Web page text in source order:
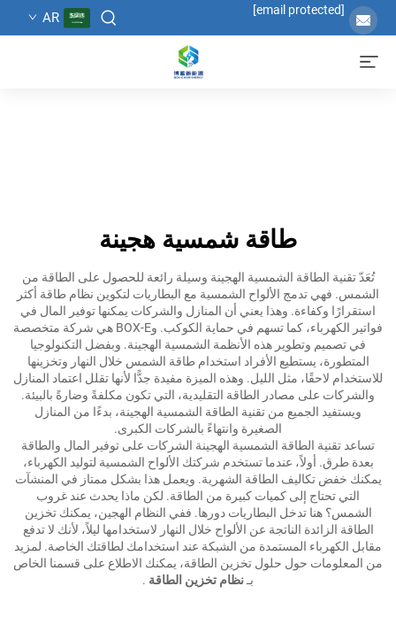
[email protected]
AR
طاقة شمسية هجينة
تُعَدّ تقنية الطاقة الشمسية الهجينة وسيلة رائعة للحصول على الطاقة من
الشمس. فهي تدمج الألواح الشمسية مع البطاريات لتكوين نظام طاقة أكثر
استقرارًا وكفاءة. وهذا يعني أن المنازل والشركات يمكنها توفير المال في
فواتير الكهرباء، كما تسهم في حماية الكوكب. وBOX-E هي شركة متخصصة
في تصميم وتطوير هذه الأنظمة الشمسية الهجينة. وبفضل التكنولوجيا
المتطورة، يستطيع الأفراد استخدام طاقة الشمس خلال النهار وتخزينها
للاستخدام لاحقًا، مثل الليل. وهذه الميزة مفيدة جدًّا لأنها تقلل اعتماد المنازل
والشركات على مصادر الطاقة التقليدية، التي تكون مكلفةً وضارةً بالبيئة.
ويستفيد الجميع من تقنية الطاقة الشمسية الهجينة، بدءًا من المنازل
الصغيرة وانتهاءً بالشركات الكبرى.
تساعد تقنية الطاقة الشمسية الهجينة الشركات على توفير المال والطاقة
بعدة طرق. أولاً، عندما تستخدم شركتك الألواح الشمسية لتوليد الكهرباء،
يمكنك خفض تكاليف الطاقة الشهرية. ويعمل هذا بشكل ممتاز في المنشآت
التي تحتاج إلى كميات كبيرة من الطاقة. لكن ماذا يحدث عند غروب
الشمس؟ هنا تدخل البطاريات دورها. ففي النظام الهجين، يمكنك تخزين
الطاقة الزائدة الناتجة عن الألواح خلال النهار لاستخدامها ليلاً، لأنك لا تدفع
مقابل الكهرباء المستمدة من الشبكة عند استخدامك لطاقتك الخاصة. لمزيد
من المعلومات حول حلول تخزين الطاقة، يمكنك الاطلاع على قسمنا الخاص
بـنظام تخزين الطاقة .